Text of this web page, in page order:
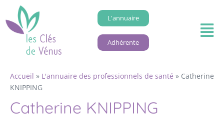
L'annuaire
Adhérente
Accueil » L'annuaire des professionnels de santé » Catherine
KNIPPING
Catherine KNIPPING